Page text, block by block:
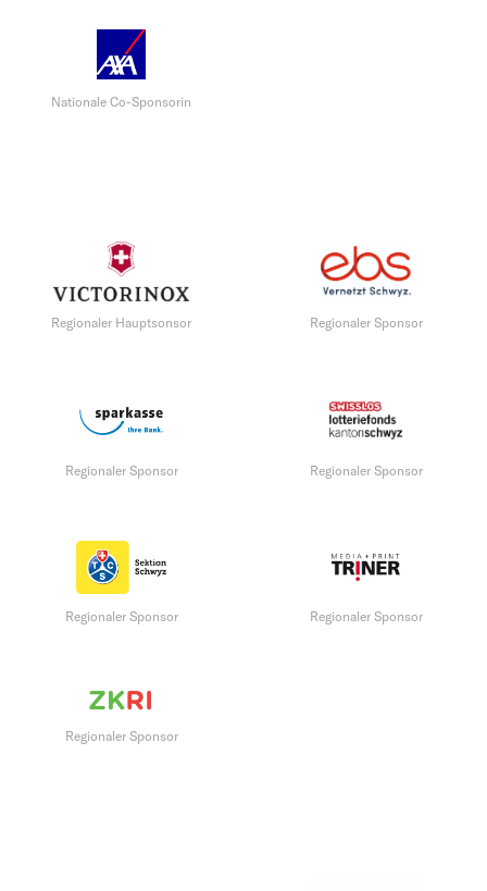
Nationale Co-Sponsorin
Regionaler Hauptsonsor Regionaler Sponsor
Regionaler Sponsor Regionaler Sponsor
Regionaler Sponsor Regionaler Sponsor
Regionaler Sponsor